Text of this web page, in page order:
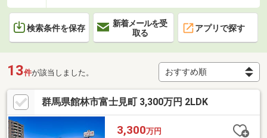
検索条件を保存
新着メールを受
取る
アプリで探す
13件が該当しました。
群馬県館林市富士見町 3,300万円 2LDK
3,300万円